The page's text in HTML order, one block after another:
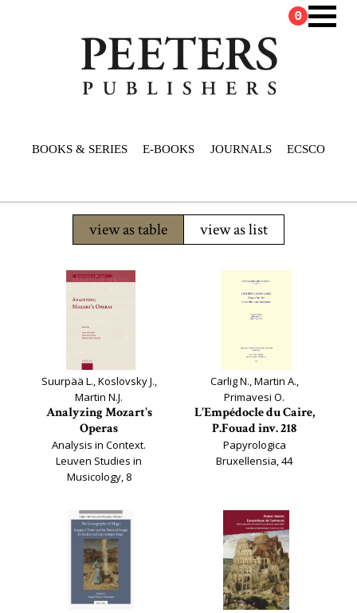
BOOKS & SERIES E-BOOKS JOURNALS ECSCO
0
view as table view as list
Suurpää L., Koslovsky J.,
Martin N.J.
Analyzing Mozart's
Operas
Analysis in Context.
Leuven Studies in
Musicology, 8
Carlig N., Martin A.,
Primavesi O.
L'Empédocle du Caire,
P.Fouad inv. 218
Papyrologica
Bruxellensia, 44